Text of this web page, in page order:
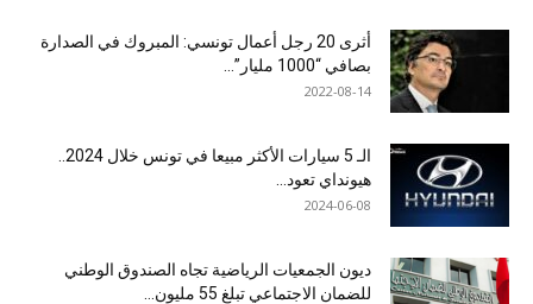
أثرى 20 رجل أعمال تونسي: المبروك في الصدارة
بصافي “1000 مليار”...
2022-08-14
هيونداي تعود...
2024-06-08
ديون الجمعيات الرياضية تجاه الصندوق الوطني
للضمان الاجتماعي تبلغ 55 مليون...